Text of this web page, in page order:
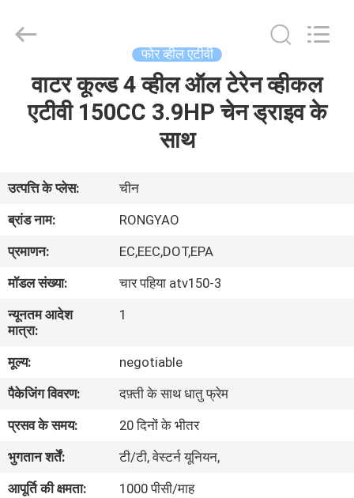
हमारे
बारे
में
कारखाना
भ्रमण
गुणवत्ता
नियंत्रण
संपर्क
करें
Vehicle
Co.,Ltd.
फोर व्हील एटीवी
वाटर कूल्ड 4 व्हील ऑल टेरेन व्हीकल
एटीवी 150CC 3.9HP चेन ड्राइव के
साथ
उत्पत्ति के प्लेस:
चीन
ब्रांड नाम:
RONGYAO
प्रमाणन:
EC,EEC,DOT,EPA
मॉडल संख्या:
चार पहिया atv150-3
न्यूनतम आदेश
मात्रा:
1
मूल्य:
negotiable
पैकेजिंग विवरण:
दफ़्ती के साथ धातु फ्रेम
प्रसव के समय:
20 दिनों के भीतर
भुगतान शर्तें:
टी/टी, वेस्टर्न यूनियन,
आपूर्ति की क्षमता:
1000 पीसी/माह